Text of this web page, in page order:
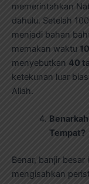
memerintahkan
dahulu. Setelah
menjadi bahan
memakan waktu
menyebutkan 40
ketekunan luar
Allah.
Tempat?
Benar, banjir
mengisahkan